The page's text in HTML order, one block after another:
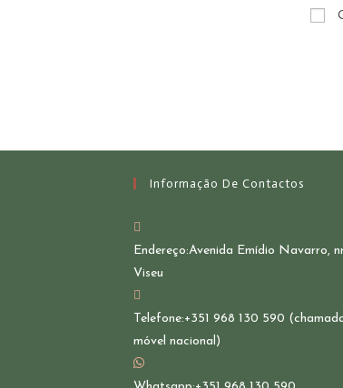
Informação De Contactos
Endereço:Avenida Emídio Navarro,
Viseu
Telefone:+351 968 130 590
móvel nacional)